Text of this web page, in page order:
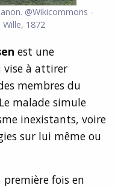
@Wikicommons -
1872
est une
vise à attirer
membres du
malade simule
inexistants, voire
sur lui même ou
fois en